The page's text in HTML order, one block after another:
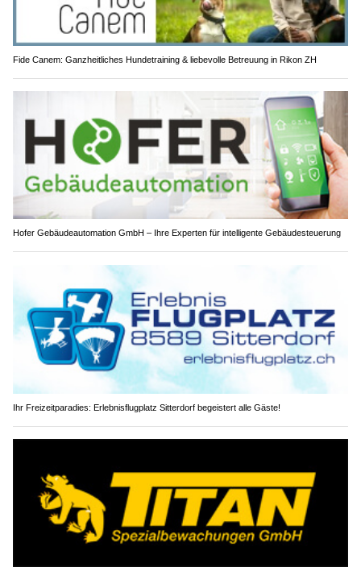
Fide Canem: Ganzheitliches Hundetraining & liebevolle Betreuung in Rikon ZH
Hofer Gebäudeautomation GmbH – Ihre Experten für intelligente Gebäudesteuerung
Ihr Freizeitparadies: Erlebnisflugplatz Sitterdorf begeistert alle Gäste!